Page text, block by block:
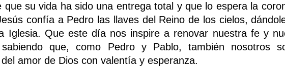
que su vida ha sido una entrega total y que lo espera la
confía a Pedro las llaves del Reino de los cielos,
Iglesia. Que este día nos inspire a renovar nuestra fe y
que, como Pedro y Pablo, también nosotros
amor de Dios con valentía y esperanza.